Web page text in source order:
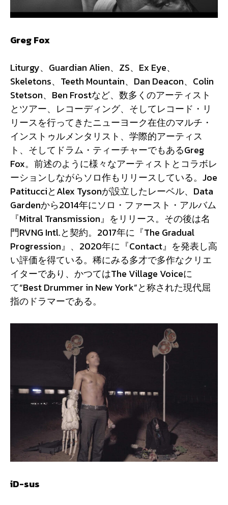
Greg Fox
Liturgy、Guardian Alien、ZS、Ex Eye、
Skeletons、Teeth Mountain、Dan Deacon、Colin
Stetson、Ben Frostなど、数多くのアーティスト
とツアー、レコーディング、そしてレコード・リ
リースを行ってきたニューヨーク在住のマルチ・
インストゥルメンタリスト、学際的アーティス
ト、そしてドラム・ティーチャーでもあるGreg
Fox。前述のように様々なアーティストとコラボレ
ーションしながらソロ作もリリースしている。Joe
PatitucciとAlex Tysonが設立したレーベル、Data
Gardenから2014年にソロ・ファースト・アルバム
『Mitral Transmission』をリリース。その後は名
門RVNG Intl.と契約。2017年に『The Gradual
Progression』、2020年に『Contact』を発表し高
い評価を得ている。稀にみる多才で多作なクリエ
イターであり、かつてはThe Village Voiceに
て“Best Drummer in New York”と称された現代屈
指のドラマーである。
iD-sus